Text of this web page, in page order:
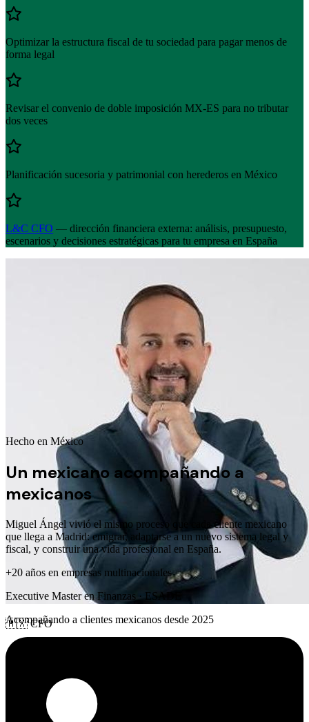
Optimizar la estructura fiscal de tu sociedad para pagar menos de
forma legal
Revisar el convenio de doble imposición MX-ES para no tributar
dos veces
Planificación sucesoria y patrimonial con herederos en México
L&C CFO — dirección financiera externa: análisis, presupuesto,
escenarios y decisiones estratégicas para tu empresa en España
🇲🇽 CFO
Hecho en México
Un mexicano acompañando a
mexicanos
Miguel Ángel vivió el mismo proceso que cada cliente mexicano
que llega a Madrid: emigrar, adaptarse a un nuevo sistema legal y
fiscal, y construir una vida profesional en España.
+20 años en empresas multinacionales
Executive Master en Finanzas · ESADE
Acompañando a clientes mexicanos desde 2025